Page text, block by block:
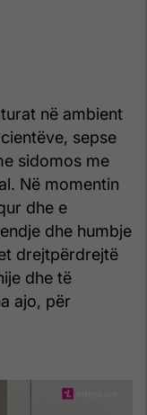
në ambient
sepse
sidomos me
Në momentin
dhe e
dhe humbje
drejtpërdrejtë
dhe të
ajo, për